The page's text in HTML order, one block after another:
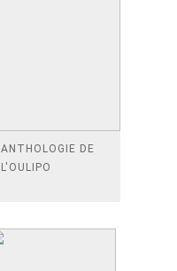
ANTHOLOGIE DE
L'OULIPO